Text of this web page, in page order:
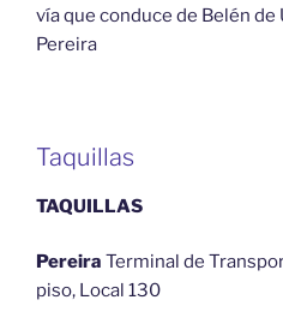
vía que conduce de Belén de
Pereira
Taquillas
TAQUILLAS
Pereira Terminal de
piso, Local 130